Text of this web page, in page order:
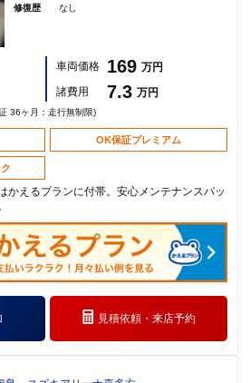
修復歴
なし
車両価格 169 万円
諸費用
7.3 万円
36ヶ月：走行無制限)
OK保証プレミアム
えるプランに付帯。安心メンテナンスパッ
見積依頼・来店予約